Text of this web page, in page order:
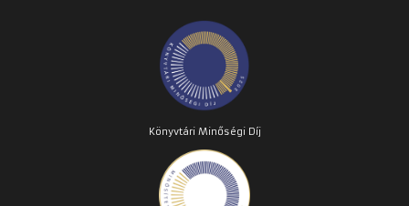
Könyvtári Minőségi Díj